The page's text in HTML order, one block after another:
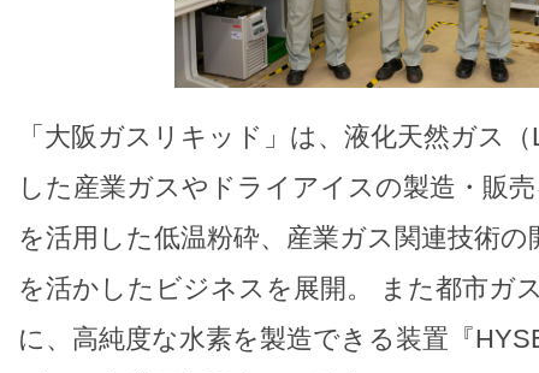
「大阪ガスリキッド」は、液化天然ガス
した産業ガスやドライアイスの製造・販
を活用した低温粉砕、産業ガス関連技術
を活かしたビジネスを展開。 また都市ガ
に、高純度な水素を製造できる装置『